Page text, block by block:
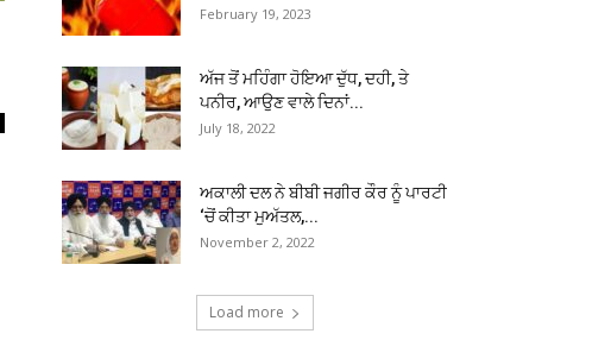
February 19, 2023
ਅੱਜ ਤੋਂ ਮਹਿੰਗਾ ਹੋਇਆ ਦੁੱਧ, ਦਹੀ, ਤੇ
ਪਨੀਰ, ਆਉਣ ਵਾਲੇ ਦਿਨਾਂ...
July 18, 2022
ਅਕਾਲੀ ਦਲ ਨੇ ਬੀਬੀ ਜਗੀਰ ਕੌਰ ਨੂੰ ਪਾਰਟੀ
‘ਚੋਂ ਕੀਤਾ ਮੁਅੱਤਲ,...
November 2, 2022
Load more